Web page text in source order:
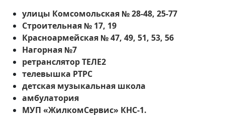
улицы Комсомольская № 28-48, 25-77
Строительная № 17, 19
Красноармейская № 47, 49, 51, 53, 56
Нагорная №7
ретранслятор ТЕЛЕ2
телевышка РТРС
детская музыкальная школа
амбулатория
МУП «ЖилкомСервис» КНС-1.